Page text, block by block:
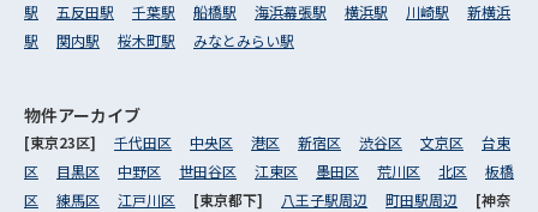
駅
五反田駅 千葉駅 船橋駅 海浜幕張駅 横浜駅 川崎駅
新横浜
駅
関内駅 桜木町駅 みなとみらい駅
物件アーカイブ
[東京23区] 千代田区 中央区 港区 新宿区 渋谷区 文京区
台東
区
目黒区 中野区 世田谷区 江東区 墨田区 荒川区 北区
板橋
区
練馬区 江戸川区 [東京都下] 八王子駅周辺 町田駅周辺 [神奈